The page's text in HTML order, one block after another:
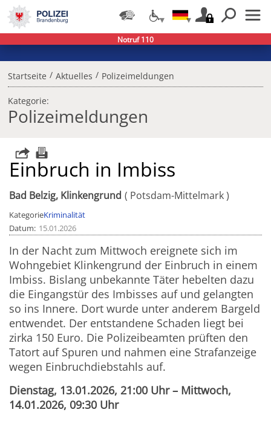
Startseite / Aktuelles / Polizeimeldungen
Kategorie:
Polizeimeldungen
Einbruch in Imbiss
Bad Belzig, Klinkengrund Potsdam-Mittelmark
KategorieKriminalität
Datum 15.01.2026
In der Nacht zum Mittwoch ereignete sich im
Wohngebiet Klinkengrund der Einbruch in einem
Imbiss. Bislang unbekannte Täter hebelten dazu
die Eingangstür des Imbisses auf und gelangten
so ins Innere. Dort wurde unter anderem Bargeld
entwendet. Der entstandene Schaden liegt bei
zirka 150 Euro. Die Polizeibeamten prüften den
Tatort auf Spuren und nahmen eine Strafanzeige
wegen Einbruchdiebstahls auf.
Dienstag, 13.01.2026, 21:00 Uhr – Mittwoch,
14.01.2026, 09:30 Uhr
Notruf 110